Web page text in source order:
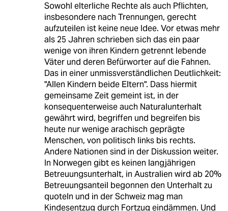
Sowohl elterliche Rechte als auch Pflichten,
insbesondere nach Trennungen, gerecht
aufzuteilen ist keine neue Idee. Vor etwas mehr
als 25 Jahren schrieben sich das ein paar
wenige von ihren Kindern getrennt lebende
Väter und deren Befürworter auf die Fahnen.
Das in einer unmissverständlichen Deutlichkeit:
"Allen Kindern beide Eltern". Dass hiermit
gemeinsame Zeit gemeint ist, in der
konsequenterweise auch Naturalunterhalt
gewährt wird, begriffen und begreifen bis
heute nur wenige arachisch geprägte
Menschen, von politisch links bis rechts.
Andere Nationen sind in der Diskussion weiter.
In Norwegen gibt es keinen langjährigen
Betreuungsunterhalt, in Australien wird ab 20%
Betreuungsanteil begonnen den Unterhalt zu
quoteln und in der Schweiz mag man
Kindesentzug durch Fortzug eindämmen. Und